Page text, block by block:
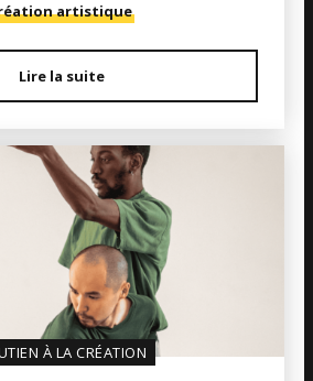
artistique
Lire la suite
À LA CRÉATION